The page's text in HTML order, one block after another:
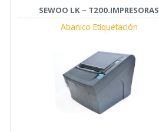
SEWOO LK – T200.IMPRESORAS
Abanico Etiquetación